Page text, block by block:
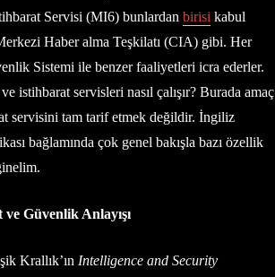
Servisi (MI6) bunlardan birisi kabul
Haber alma Teşkilatı (CIA) gibi. Her
Sistemi ile benzer faaliyetleri icra ederler.
istihbarat servisleri nasıl çalışır? Burada amaç
servisini tam tarif etmek değildir. İngiliz
bağlamında çok genel bakışla bazı özellik
Güvenlik Anlayışı
Krallık’ın Intelligence and Security